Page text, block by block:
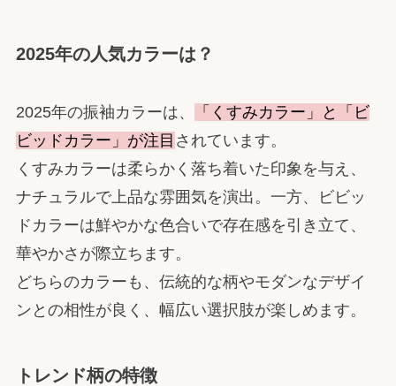
2025年の人気カラーは？
2025年の振袖カラーは、
「くすみカラー」と「ビ
ビッドカラー」が注目 されています。
くすみカラーは柔らかく落ち着いた印象を与え、
ナチュラルで上品な雰囲気を演出。一方、ビビッ
ドカラーは鮮やかな色合いで存在感を引き立て、
華やかさが際立ちます。
どちらのカラーも、伝統的な柄やモダンなデザイ
ンとの相性が良く、幅広い選択肢が楽しめます。
トレンド柄の特徴